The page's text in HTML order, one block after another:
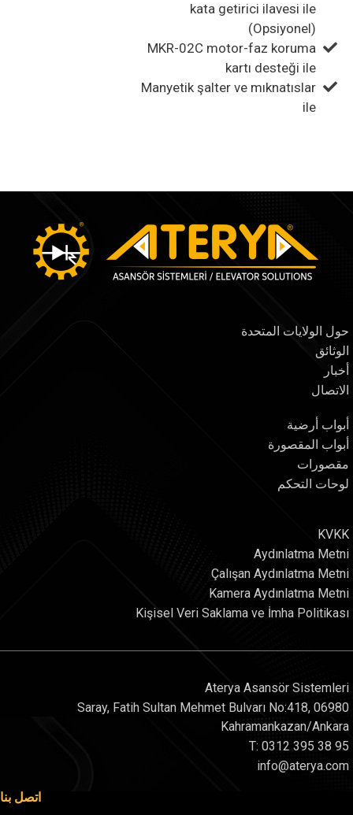
kata getirici ilavesi ile
(Opsiyonel)
MKR-02C motor-faz koruma
kartı desteği ile
Manyetik şalter ve mıknatıslar
ile
حول الولايات المتحدة
الوثائق
أخبار
الاتصال
أبواب أرضية
أبواب المقصورة
مقصورات
لوحات التحكم
KVKK
Aydınlatma Metni
Çalışan Aydınlatma Metni
Kamera Aydınlatma Metni
Kişisel Veri Saklama ve İmha Politikası
Aterya Asansör Sistemleri
Saray, Fatih Sultan Mehmet Bulvarı No:418, 06980
Kahramankazan/Ankara
T: 0312 395 38 95
info@aterya.com
اتصل بنا